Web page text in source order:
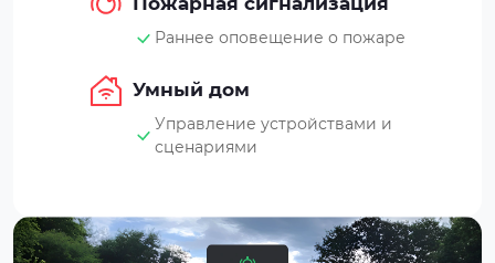
Раннее оповещение о пожаре
Умный дом
Управление устройствами и
сценариями